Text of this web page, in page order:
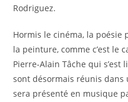
Rodriguez.
Hormis le cinéma, la poésie
la peinture, comme c’est le
Pierre-Alain Tâche qui s’est
sont désormais réunis
sera présenté en musique